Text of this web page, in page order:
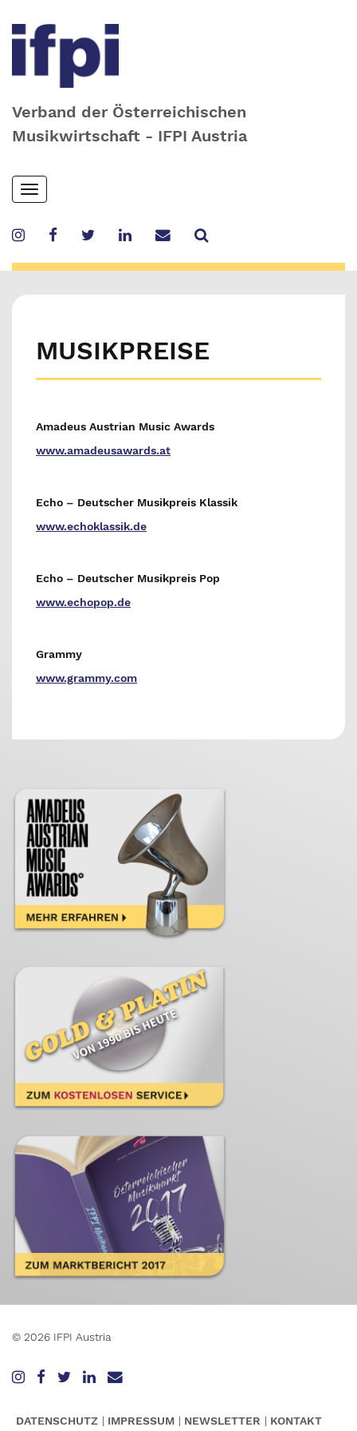
Verband der Österreichischen
Musikwirtschaft - IFPI Austria
Skip
to
content
Toggle
navigation
MUSIKPREISE
Amadeus Austrian Music Awards
www.amadeusawards.at
Echo – Deutscher Musikpreis Klassik
www.echoklassik.de
Echo – Deutscher Musikpreis Pop
www.echopop.de
Grammy
www.grammy.com
© 2026 IFPI Austria
DATENSCHUTZ IMPRESSUM NEWSLETTER KONTAKT